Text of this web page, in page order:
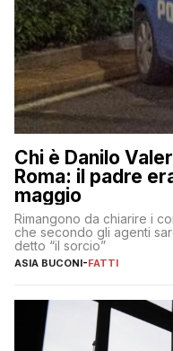
Chi è Danilo
Roma: il padre
maggio
Rimangono da chiarire i
che secondo gli agenti
detto “il sorcio”
ASIA BUCONI-FATTI